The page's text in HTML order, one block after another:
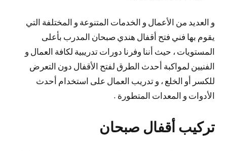
و العديد من الأعمال و الخدمات المتنوعة و المختلفة التي
يقوم بها فني فتح أقفال هندي صبحان المدرب بأعلى
المستويات ، حيث أننا وفرنا دورات تدريبية لكافة العمال و
الفنيين لمواكبة أحدث الطرق لفتح الأقفال دون التعرض
للكسر أو الخلع ، و تدريب العمال على استخدام أحدث
الأدوات و المعدات المتطورة .
تركيب أقفال صبحان